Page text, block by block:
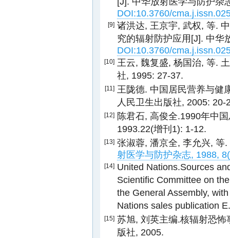
DOI:10.3760/
[9] 诸洪达, 王京宇, 武权, 等.
究的辐射防护应用[J]. 中华
DOI:10.3760/
[10] 王云, 魏复盛, 杨国治, 等.
社, 1995: 27-37.
[11] 王陇德. 中国居民营养与健
人民卫生出版社, 2005: 20-
[12]
陈君石, 高俊全.1990年中
1993.22(增刊1): 1-12.
[13] 张淑蓉, 潘京全, 李允兴,
射医学与防护杂志, 1988,
[14] United Nations.Sources
Scientific Committee on
the General Assembly,
Nations sales publication
[15] 苏旭, 刘英主编.核辐射恐
版社, 2005.